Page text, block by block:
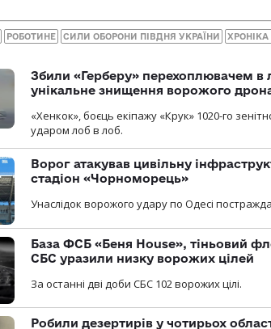
РОБОТИНЕ СИЛИ ОБОРОНИ ПІВДНЯ УКРАЇНИ ХРОНІКА
Збили «Герберу» перехоплювачем в
унікальне знищення ворожого
«Хенкок», боєць екіпажу «Крук» 1020-го
ударом лоб в лоб.
Ворог атакував цивільну
стадіон «Чорноморець»
Унаслідок ворожого удару по Одесі
База ФСБ «Беня House», тіньовий
СБС уразили низку ворожих цілей
За останні дві доби СБС 102 ворожих цілі.
Робили дезертирів у чотирьох